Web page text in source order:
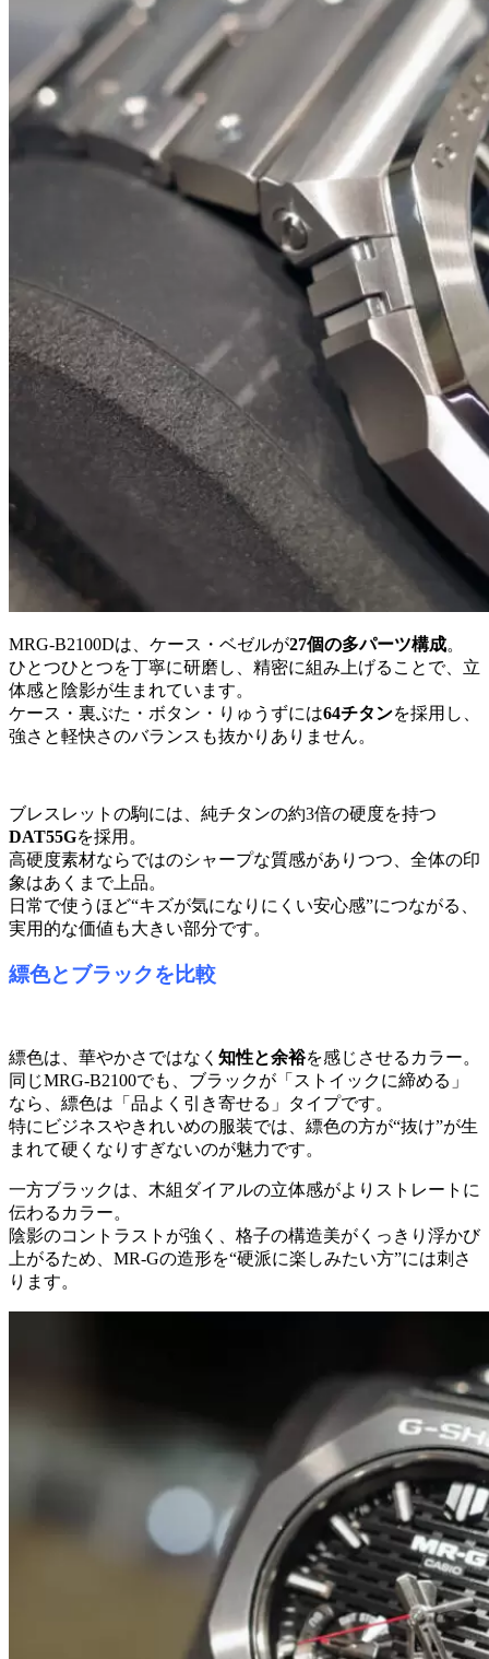
MRG-B2100Dは、ケース・ベゼルが27個の多パーツ構成。
ひとつひとつを丁寧に研磨し、精密に組み上げることで、立
体感と陰影が生まれています。
ケース・裏ぶた・ボタン・りゅうずには64チタンを採用し、
強さと軽快さのバランスも抜かりありません。
ブレスレットの駒には、純チタンの約3倍の硬度を持つ
DAT55Gを採用。
高硬度素材ならではのシャープな質感がありつつ、全体の印
象はあくまで上品。
日常で使うほど“キズが気になりにくい安心感”につながる、
実用的な価値も大きい部分です。
縹色とブラックを比較
縹色は、華やかさではなく 知性と余裕を感じさせるカラー。
同じMRG-B2100でも、ブラックが「ストイックに締める」
なら、縹色は「品よく引き寄せる」タイプです。
特にビジネスやきれいめの服装では、縹色の方が“抜け”が生
まれて硬くなりすぎないのが魅力です。
一方ブラックは、木組ダイアルの立体感がよりストレートに
伝わるカラー。
陰影のコントラストが強く、格子の構造美がくっきり浮かび
上がるため、MR-Gの造形を“硬派に楽しみたい方”には刺さ
ります。